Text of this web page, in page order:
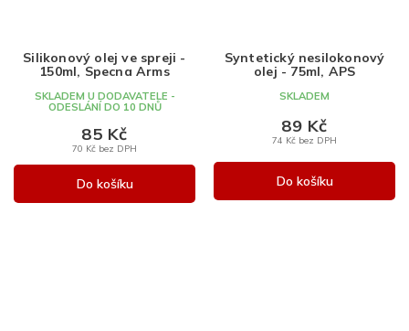
Silikonový olej ve spreji -
150ml, Specna Arms
SKLADEM U DODAVATELE -
ODESLÁNÍ DO 10 DNŮ
70 Kč bez DPH
85 Kč
Do košíku
Syntetický nesilokonový
olej - 75ml, APS
SKLADEM
74 Kč bez DPH
89 Kč
Do košíku